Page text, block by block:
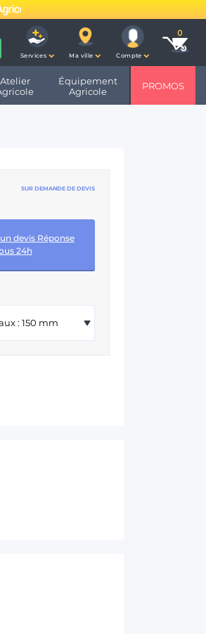
Services Ma ville Compte
Atelier
Équipement
Agricole
PROMOS
SUR DEMANDE DE DEVIS
devis Réponse
24h